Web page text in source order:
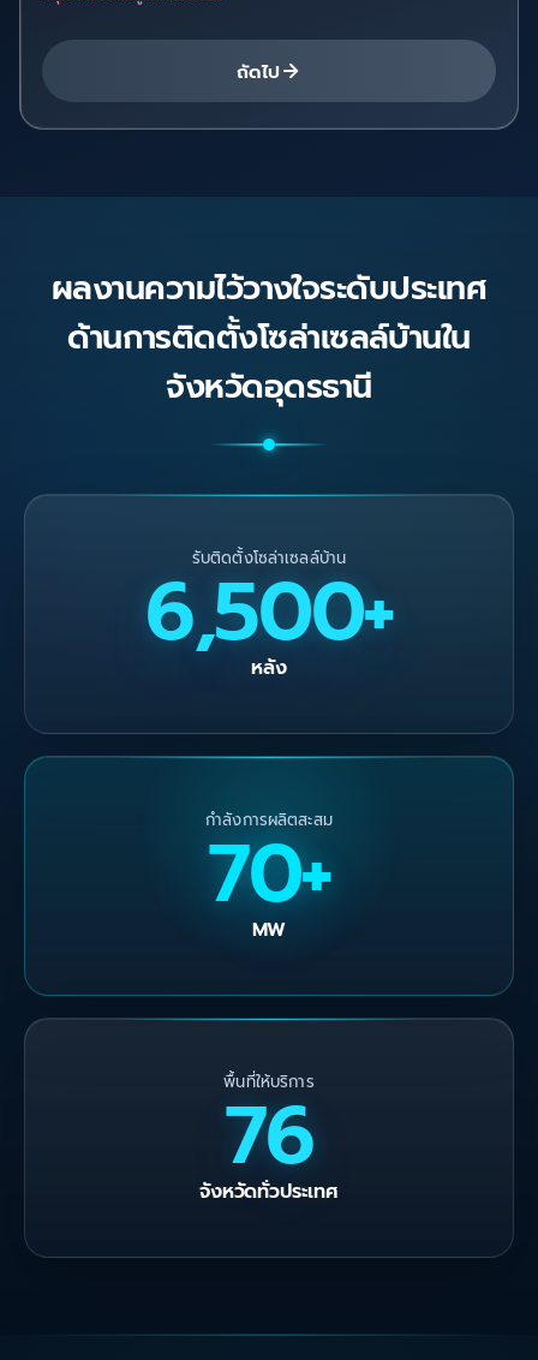
ถัดไป
ผลงานความไว้วางใจระดับประเทศ
ด้านการติดตั้งโซล่าเซลล์บ้านใน
จังหวัดอุดรธานี
รับติดตั้งโซล่าเซลล์บ้าน
6,500+
หลัง
กำลังการผลิตสะสม
70+
MW
พื้นที่ให้บริการ
76
จังหวัดทั่วประเทศ